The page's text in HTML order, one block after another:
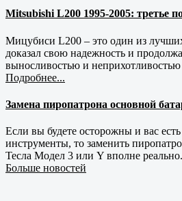
Mitsubishi L200 1995-2005: третье
Мицубиси L200 – это один из
доказал свою надежность и
выносливостью и неприхотливостью
Подробнее...
Замена пиропатрона основной
Если вы будете осторожны и вас
инструменты, то заменить
Тесла Модел 3 или Y вполне
Больше новостей